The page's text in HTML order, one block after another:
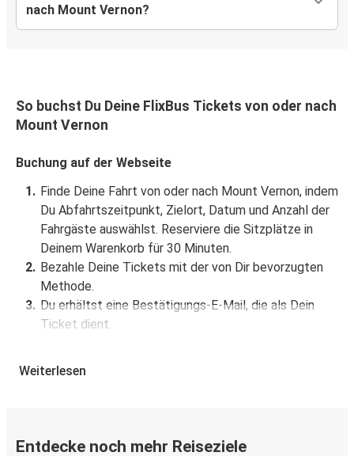
nach Mount Vernon?
So buchst Du Deine FlixBus Tickets von oder nach
Mount Vernon
Buchung auf der Webseite
Finde Deine Fahrt von oder nach Mount Vernon, indem
Du Abfahrtszeitpunkt, Zielort, Datum und Anzahl der
Fahrgäste auswählst. Reserviere die Sitzplätze in
Deinem Warenkorb für 30 Minuten.
Bezahle Deine Tickets mit der von Dir bevorzugten
Methode.
Du erhältst eine Bestätigungs-E-Mail, die als Dein
Ticket dient.
Buchung über die App
Vernon in der App.
Weiterlesen
Entdecke noch mehr Reiseziele